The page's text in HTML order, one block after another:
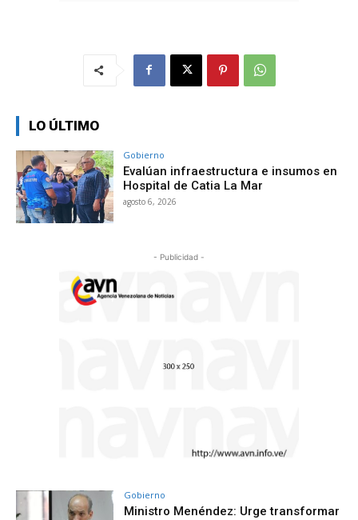
LO ÚLTIMO
Gobierno
Evalúan infraestructura e insumos en
Hospital de Catia La Mar
agosto 6, 2026
- Publicidad -
Gobierno
Ministro Menéndez: Urge transformar